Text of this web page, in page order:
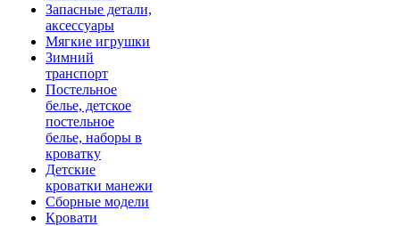
Запасные детали,
аксессуары
Мягкие игрушки
Зимний
транспорт
Постельное
белье, детское
постельное
белье, наборы в
кроватку
Детские
кроватки манежи
Сборные модели
Кровати